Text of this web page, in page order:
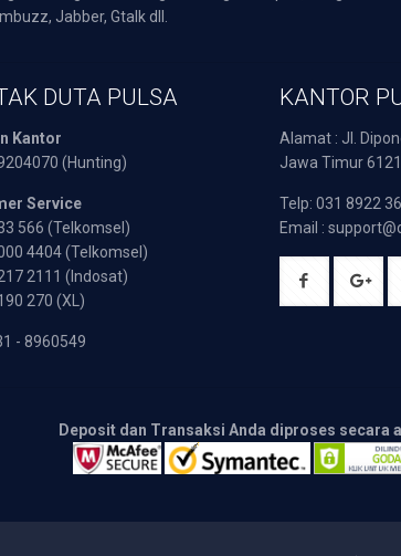
Jabber, Gtalk dll.
DUTA PULSA
Kantor
(Hunting)
Service
566 (Telkomsel)
4404 (Telkomsel)
2111 (Indosat)
270 (XL)
- 8960549
KANTOR
Alamat : Jl.
Jawa Timur
Telp: 031 8922
Email :
Deposit dan Transaksi Anda diproses secara